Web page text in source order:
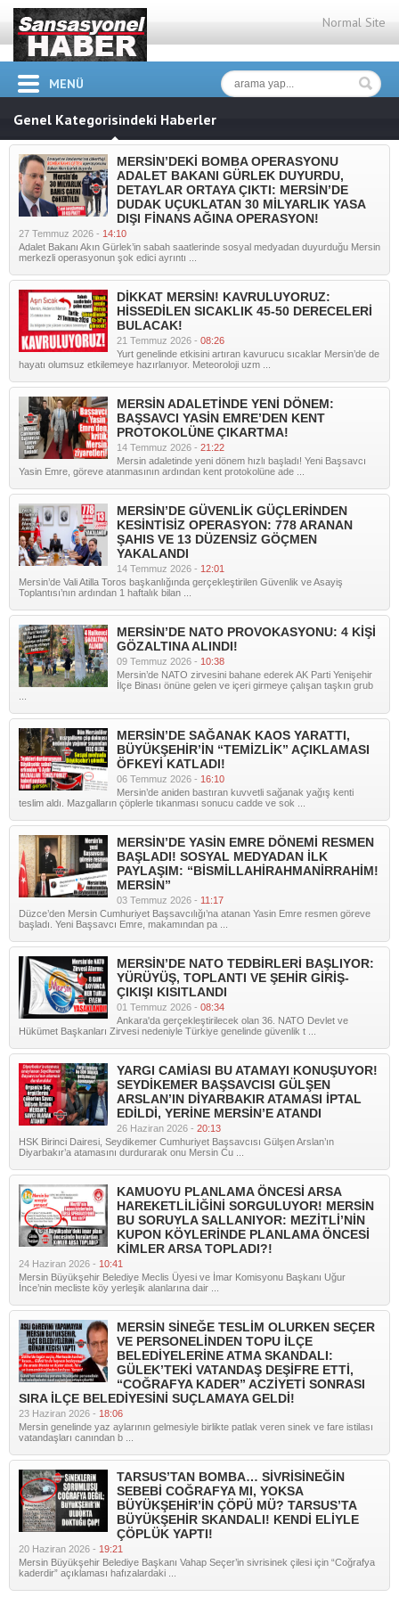
Normal Site
MENÜ
Genel Kategorisindeki Haberler
MERSİN’DEKİ BOMBA OPERASYONU
ADALET BAKANI GÜRLEK DUYURDU,
DETAYLAR ORTAYA ÇIKTI: MERSİN’DE
DUDAK UÇUKLATAN 30 MİLYARLIK YASA
DIŞI FİNANS AĞINA OPERASYON!
27 Temmuz 2026 - 14:10
Adalet Bakanı Akın Gürlek’in sabah saatlerinde sosyal medyadan duyurduğu Mersin
merkezli operasyonun şok edici ayrıntı ...
DİKKAT MERSİN! KAVRULUYORUZ:
HİSSEDİLEN SICAKLIK 45-50 DERECELERİ
BULACAK!
21 Temmuz 2026 - 08:26
Yurt genelinde etkisini artıran kavurucu sıcaklar Mersin’de de
hayatı olumsuz etkilemeye hazırlanıyor. Meteoroloji uzm ...
MERSİN ADALETİNDE YENİ DÖNEM:
BAŞSAVCI YASİN EMRE’DEN KENT
PROTOKOLÜNE ÇIKARTMA!
14 Temmuz 2026 - 21:22
Mersin adaletinde yeni dönem hızlı başladı! Yeni Başsavcı
Yasin Emre, göreve atanmasının ardından kent protokolüne ade ...
MERSİN’DE GÜVENLİK GÜÇLERİNDEN
KESİNTİSİZ OPERASYON: 778 ARANAN
ŞAHIS VE 13 DÜZENSİZ GÖÇMEN
YAKALANDI
14 Temmuz 2026 - 12:01
Mersin’de Vali Atilla Toros başkanlığında gerçekleştirilen Güvenlik ve Asayiş
Toplantısı’nın ardından 1 haftalık bilan ...
MERSİN’DE NATO PROVOKASYONU: 4 KİŞİ
GÖZALTINA ALINDI!
09 Temmuz 2026 - 10:38
Mersin’de NATO zirvesini bahane ederek AK Parti Yenişehir
İlçe Binası önüne gelen ve içeri girmeye çalışan taşkın grub
MERSİN’DE SAĞANAK KAOS YARATTI,
BÜYÜKŞEHİR’İN “TEMİZLİK” AÇIKLAMASI
ÖFKEYİ KATLADI!
06 Temmuz 2026 - 16:10
Mersin’de aniden bastıran kuvvetli sağanak yağış kenti
teslim aldı. Mazgalların çöplerle tıkanması sonucu cadde ve sok ...
MERSİN’DE YASİN EMRE DÖNEMİ RESMEN
BAŞLADI! SOSYAL MEDYADAN İLK
PAYLAŞIM: “BİSMİLLAHİRAHMANİRRAHİM!
MERSİN”
03 Temmuz 2026 - 11:17
Düzce’den Mersin Cumhuriyet Başsavcılığı’na atanan Yasin Emre resmen göreve
başladı. Yeni Başsavcı Emre, makamından pa ...
MERSİN’DE NATO TEDBİRLERİ BAŞLIYOR:
YÜRÜYÜŞ, TOPLANTI VE ŞEHİR GİRİŞ-
ÇIKIŞI KISITLANDI
01 Temmuz 2026 - 08:34
Ankara'da gerçekleştirilecek olan 36. NATO Devlet ve
Hükümet Başkanları Zirvesi nedeniyle Türkiye genelinde güvenlik t ...
YARGI CAMİASI BU ATAMAYI KONUŞUYOR!
SEYDİKEMER BAŞSAVCISI GÜLŞEN
ARSLAN’IN DİYARBAKIR ATAMASI İPTAL
EDİLDİ, YERİNE MERSİN’E ATANDI
26 Haziran 2026 - 20:13
HSK Birinci Dairesi, Seydikemer Cumhuriyet Başsavcısı Gülşen Arslan’ın
Diyarbakır’a atamasını durdurarak onu Mersin Cu ...
KAMUOYU PLANLAMA ÖNCESİ ARSA
HAREKETLİLİĞİNİ SORGULUYOR! MERSİN
BU SORUYLA SALLANIYOR: MEZİTLİ’NİN
KUPON KÖYLERİNDE PLANLAMA ÖNCESİ
KİMLER ARSA TOPLADI?!
24 Haziran 2026 - 10:41
Mersin Büyükşehir Belediye Meclis Üyesi ve İmar Komisyonu Başkanı Uğur
İnce’nin mecliste köy yerleşik alanlarına dair ...
MERSİN SİNEĞE TESLİM OLURKEN SEÇER
VE PERSONELİNDEN TOPU İLÇE
BELEDİYELERİNE ATMA SKANDALI:
GÜLEK’TEKİ VATANDAŞ DEŞİFRE ETTİ,
“COĞRAFYA KADER” ACZİYETİ SONRASI
SIRA İLÇE BELEDİYESİNİ SUÇLAMAYA GELDİ!
23 Haziran 2026 - 18:06
Mersin genelinde yaz aylarının gelmesiyle birlikte patlak veren sinek ve fare istilası
vatandaşları canından b ...
TARSUS’TAN BOMBA… SİVRİSİNEĞİN
SEBEBİ COĞRAFYA MI, YOKSA
BÜYÜKŞEHİR’İN ÇÖPÜ MÜ? TARSUS’TA
BÜYÜKŞEHİR SKANDALI! KENDİ ELİYLE
ÇÖPLÜK YAPTI!
20 Haziran 2026 - 19:21
Mersin Büyükşehir Belediye Başkanı Vahap Seçer’in sivrisinek çilesi için “Coğrafya
kaderdir” açıklaması hafızalardaki ...